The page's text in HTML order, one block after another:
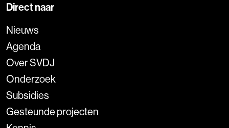
Direct naar
Nieuws
Agenda
Over SVDJ
Onderzoek
Subsidies
Gesteunde projecten